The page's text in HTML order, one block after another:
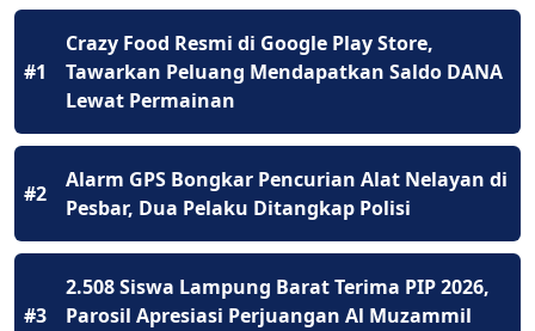
#1
Crazy Food Resmi di Google Play Store,
Tawarkan Peluang Mendapatkan Saldo DANA
Lewat Permainan
#2
Alarm GPS Bongkar Pencurian Alat Nelayan di
Pesbar, Dua Pelaku Ditangkap Polisi
#3
2.508 Siswa Lampung Barat Terima PIP 2026,
Parosil Apresiasi Perjuangan Al Muzammil